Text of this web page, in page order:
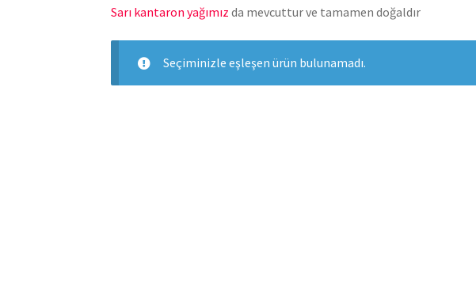
Sarı kantaron yağımız da mevcuttur ve tamamen doğaldır
Seçiminizle eşleşen ürün bulunamadı.